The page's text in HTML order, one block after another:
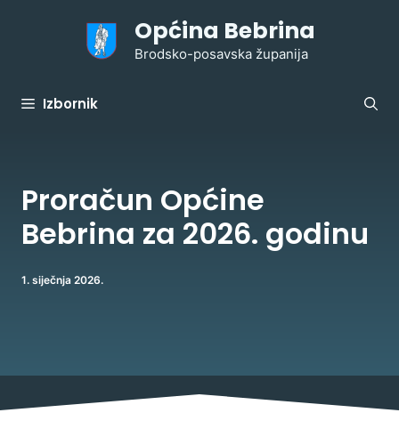
Općina Bebrina
Brodsko-posavska županija
Izbornik
Proračun Općine
Bebrina za 2026. godinu
1. siječnja 2026.